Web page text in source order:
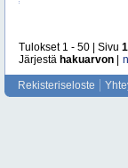
Tulokset 1 - 50 | Sivu 1
Järjestä hakuarvon
Rekisteriseloste